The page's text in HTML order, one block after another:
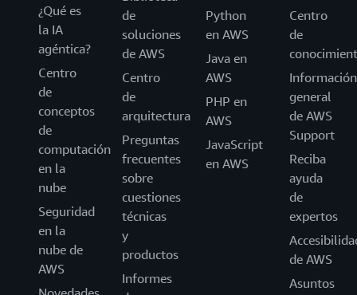
Medio Oriente (Dubái, Emiratos Árabes
Unidos)
Israel (Tel Aviv)
(CSV, JSON, XML,
Parquet, etc.).
Exportaciones de
Exportaciones de
datos de AWS permite
realizar exportaciones
periódicas en CSV o
Parquet a S3.
Portabilidad de
máquinas virtuales
admite los formatos
VMware ESX (VMDK),
¿Qué es
la IA
agéntica?
Centro
de
conceptos
de
computación
en la
nube
Seguridad
en la
nube de
AWS
de
soluciones
de AWS
Centro
de
arquitectura
Preguntas
frecuentes
sobre
cuestiones
técnicas
y
productos
Informes
Python
en AWS
Java en
AWS
PHP en
AWS
JavaScript
en AWS
Centro
de
Información
general
de AWS
Support
Reciba
ayuda
de
expertos
de AWS
Asuntos